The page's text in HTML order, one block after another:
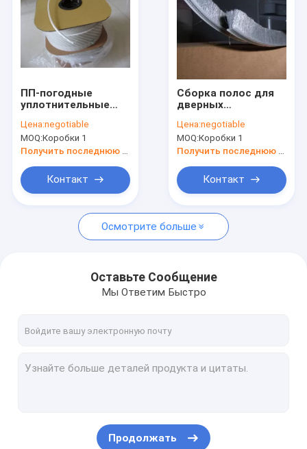
О Компании
Наша фабрика
Отправить запрос
Вертикальное изоляционное стекло/машина для
Горизонтальное изоляционное стекло/машина для
Машина для окон и дверей из ПВХ
ПП-погодные
уплотнительные
Цена:negotiable
MOQ:Коробки 1
Получить последнюю цену
Контакт
Сборка полос для
дверных
Цена:negotiable
MOQ:Коробки 1
Получить последнюю цену
Контакт
Осмотрите больше
Оставьте Сообщение
Мы Ответим Быстро
Продолжать